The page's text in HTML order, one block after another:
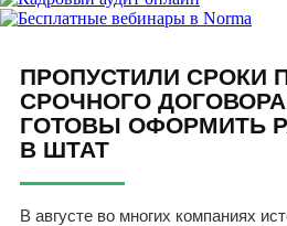
ПРОПУСТИЛИ СРОКИ
СРОЧНОГО
ГОТОВЫ ОФОРМИТЬ
В ШТАТ
В августе во многих компаниях